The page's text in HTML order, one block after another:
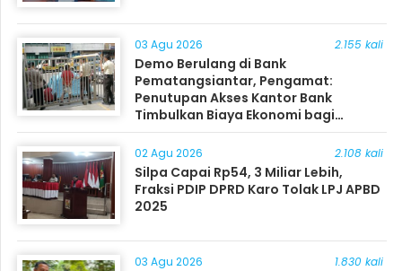
03 Agu 2026 2.155 kali
Demo Berulang di Bank
Pematangsiantar, Pengamat:
Penutupan Akses Kantor Bank
Timbulkan Biaya Ekonomi bagi
Masyarakat
02 Agu 2026 2.108 kali
Silpa Capai Rp54, 3 Miliar Lebih,
Fraksi PDIP DPRD Karo Tolak LPJ APBD
2025
03 Agu 2026 1.830 kali